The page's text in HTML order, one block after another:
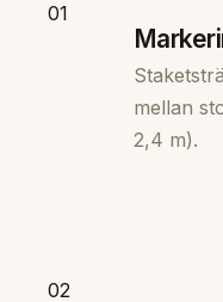
01
mellan
2,4 m).
02